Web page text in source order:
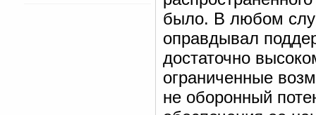
было. В любом
оправдывал
достаточно
ограниченные
не оборонный